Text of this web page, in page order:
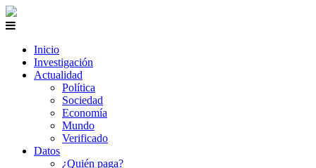
Inicio
Investigación
Actualidad
Política
Sociedad
Economía
Mundo
Verificado
Datos
¿Quién paga?